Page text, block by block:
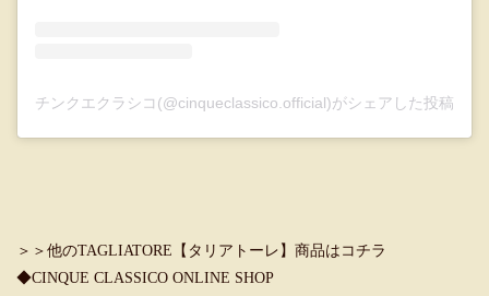
チンクエクラシコ(@cinqueclassico.official)がシェアした投稿
＞＞他のTAGLIATORE【タリアトーレ】商品はコチラ
◆CINQUE CLASSICO ONLINE SHOP